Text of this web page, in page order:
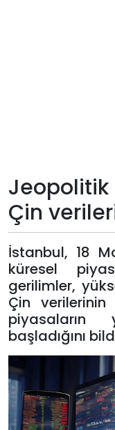
Künye
Giriş
Yap
Jeopolitik
Çin
İstanbul, 18
küresel
gerilimler,
Çin verilerinin
başladığını